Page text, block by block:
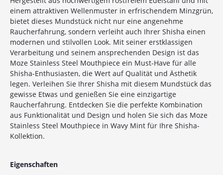
einem attraktiven Wellenmuster in erfrischendem Minzgrün,
bietet dieses Mundstück nicht nur eine angenehme
Raucherfahrung, sondern verleiht auch Ihrer Shisha einen
modernen und stilvollen Look. Mit seiner erstklassigen
Verarbeitung und seinem ansprechenden Design ist das
Moze Stainless Steel Mouthpiece ein Must-Have für alle
Shisha-Enthusiasten, die Wert auf Qualität und Ästhetik
legen. Verleihen Sie Ihrer Shisha mit diesem Mundstück das
gewisse Etwas und genießen Sie eine einzigartige
Raucherfahrung. Entdecken Sie die perfekte Kombination
aus Funktionalität und Design und holen Sie sich das Moze
Stainless Steel Mouthpiece in Wavy Mint für Ihre Shisha-
Kollektion.
Eigenschaften
10%Newsletter-Rabatt
auf deine Bestellung
Sichere dir jetzt 10% Rabatt* auf deine Bestellung
Nutze unseren exklusiven Rabattcode und spare bei